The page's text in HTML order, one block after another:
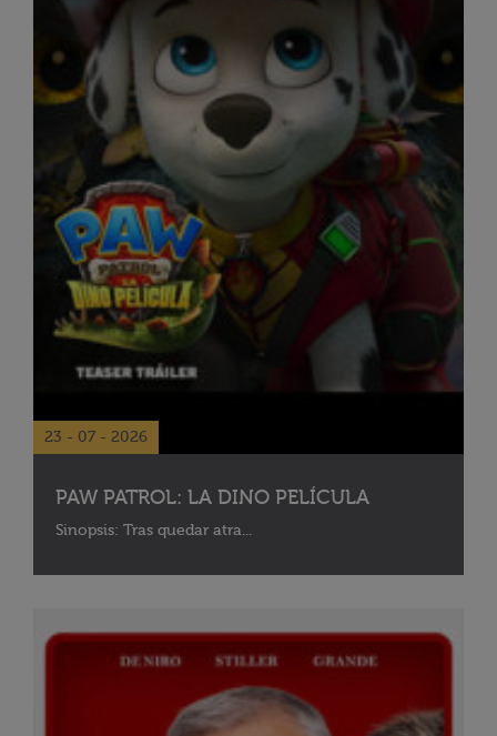
23 - 07 - 2026
PAW PATROL: LA DINO PELÍCULA
Sinopsis: Tras quedar atra...